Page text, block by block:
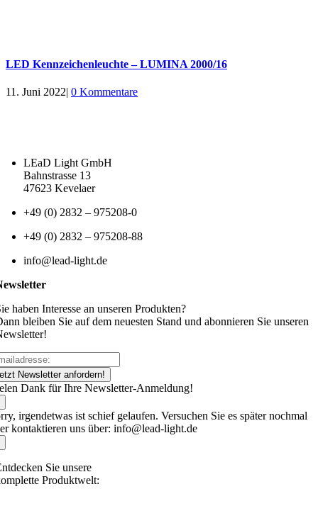
LED Kennzeichenleuchte – LUMINA 2000/16
11. Juni 2022| 0 Kommentare
LEaD Light GmbH
Bahnstrasse 13
47623 Kevelaer
+49 (0) 2832 – 975208-0
+49 (0) 2832 – 975208-88
info@lead-light.de
haben Interesse an unseren Produkten?
bleiben Sie auf dem neuesten Stand und abonnieren Sie unseren
Newsletter anfordern!
Dank für Ihre Newsletter-Anmeldung!
irgendetwas ist schief gelaufen. Versuchen Sie es später nochmal
kontaktieren uns über: info@lead-light.de
Sie unsere
Produktwelt: